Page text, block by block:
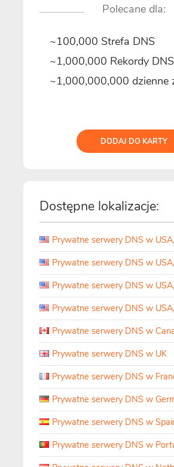
Polecane dla:
~100,000 Strefa DNS
~1,000,000 Rekordy DNS
~1,000,000,000 dzienne
DODAJ DO KARTY
Dostępne lokalizacje:
Prywatne serwery DNS w
Prywatne serwery DNS w
Prywatne serwery DNS w
Prywatne serwery DNS w
Prywatne serwery DNS w
Prywatne serwery DNS w UK
Prywatne serwery DNS w
Prywatne serwery DNS w
Prywatne serwery DNS w
Prywatne serwery DNS w